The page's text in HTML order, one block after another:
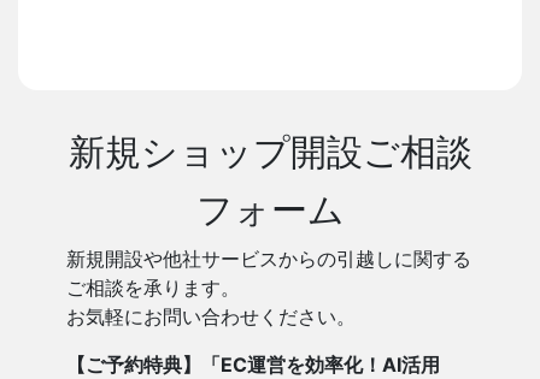
新規ショップ開設ご相談
フォーム
新規開設や他社サービスからの引越しに関する
ご相談を承ります。
お気軽にお問い合わせください。
【ご予約特典】「EC運営を効率化！AI活用